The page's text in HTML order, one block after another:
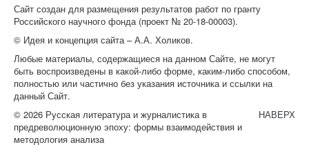
Сайт создан для размещения результатов работ по гранту
Российского научного фонда (проект № 20-18-00003).
© Идея и концепция сайта – А.А. Холиков.
Любые материалы, содержащиеся на данном Сайте, не могут
быть воспроизведены в какой-либо форме, каким-либо способом,
полностью или частично без указания источника и ссылки на
данный Сайт.
НАВЕРХ
© 2026 Русская литература и журналистика в
предреволюционную эпоху: формы взаимодействия и
методология анализа